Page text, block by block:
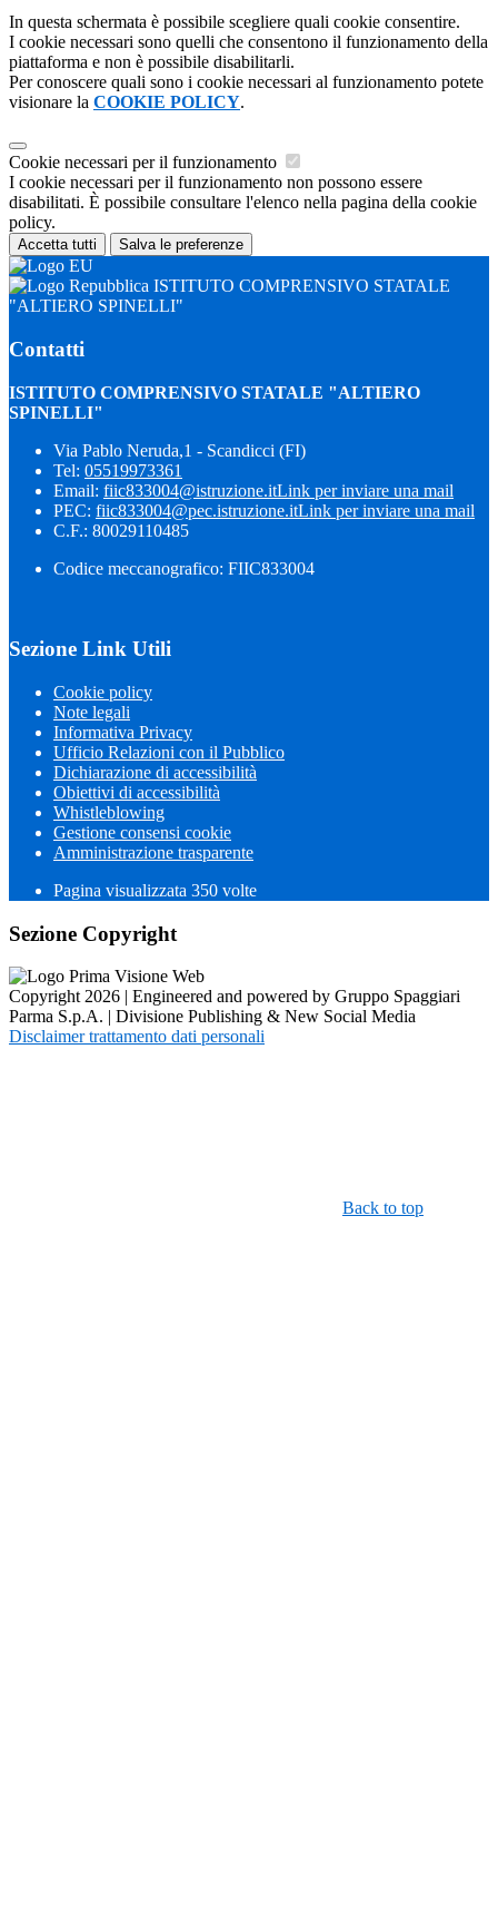
In questa schermata è possibile scegliere quali cookie consentire.
I cookie necessari sono quelli che consentono il funzionamento della
piattaforma e non è possibile disabilitarli.
Per conoscere quali sono i cookie necessari al funzionamento potete
visionare la COOKIE POLICY.
Cookie necessari per il funzionamento
I cookie necessari per il funzionamento non possono essere
disabilitati. È possibile consultare l'elenco nella pagina della cookie
policy.
Accetta tutti Salva le preferenze
ISTITUTO COMPRENSIVO STATALE
"ALTIERO SPINELLI"
Contatti
ISTITUTO COMPRENSIVO STATALE "ALTIERO
SPINELLI"
Via Pablo Neruda,1 - Scandicci (FI)
Tel: 05519973361
Email: fiic833004@istruzione.itLink per inviare una mail
PEC: fiic833004@pec.istruzione.itLink per inviare una mail
C.F.: 80029110485
Codice meccanografico: FIIC833004
Sezione Link Utili
Cookie policy
Note legali
Informativa Privacy
Ufficio Relazioni con il Pubblico
Dichiarazione di accessibilità
Obiettivi di accessibilità
Whistleblowing
Gestione consensi cookie
Amministrazione trasparente
Pagina visualizzata 350 volte
Sezione Copyright
Copyright 2026 | Engineered and powered by Gruppo Spaggiari
Parma S.p.A. | Divisione Publishing & New Social Media
Disclaimer trattamento dati personali
Back to top